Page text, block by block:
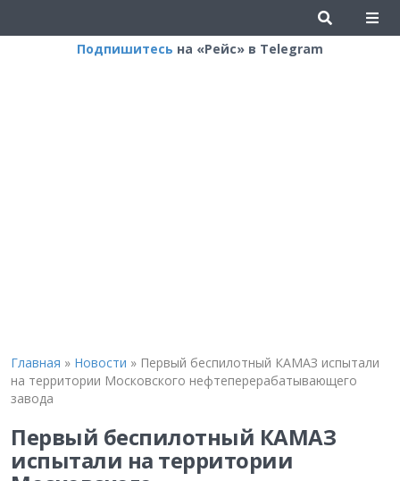
Подпишитесь на «Рейс» в Telegram
Главная » Новости » Первый беспилотный КАМАЗ испытали
на территории Московского нефтеперерабатывающего
завода
Первый беспилотный КАМАЗ
испытали на территории